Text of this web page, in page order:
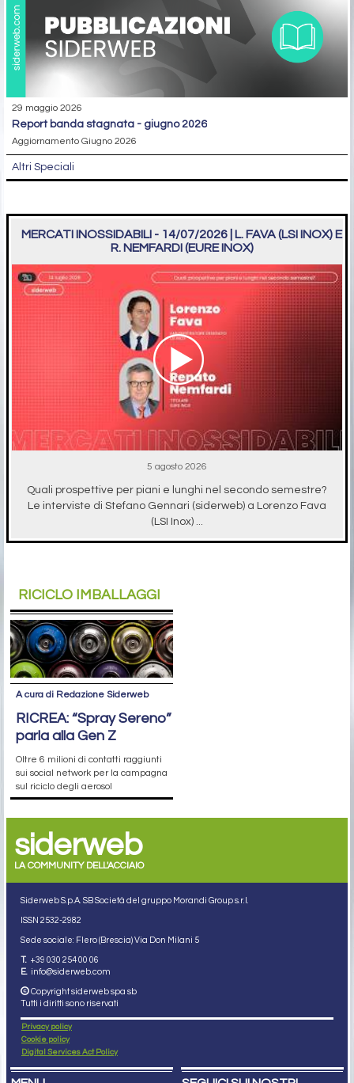
29 maggio 2026
report banda stagnata - giugno 2026
Aggiornamento Giugno 2026
Altri Speciali
MERCATI INOSSIDABILI - 14/07/2026 | L. FAVA (LSI INOX) E
R. NEMFARDI (EURE INOX)
5 agosto 2026
Quali prospettive per piani e lunghi nel secondo semestre?
Le interviste di Stefano Gennari (siderweb) a Lorenzo Fava
(LSI Inox) ...
RICICLO IMBALLAGGI
A cura di Redazione Siderweb
RICREA: “Spray Sereno”
parla alla Gen Z
Oltre 6 milioni di contatti raggiunti
sui social network per la campagna
sul riciclo degli aerosol
siderweb
LA COMMUNITY DELL'ACCIAIO
Siderweb S.p.A. SB Società del gruppo Morandi Group s.r.l.
ISSN 2532-2982
Sede sociale: Flero (Brescia) Via Don Milani 5
T. +39 030 254 00 06
E. info@siderweb.com
Copyright siderweb spa sb
Tutti i diritti sono riservati
Privacy policy
Cookie policy
Digital Services Act Policy